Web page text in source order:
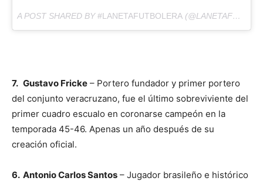
A POST SHARED BY#LANETAFUTBOLERA (@LANETAFUTBOLERA) ON
7. Gustavo Fricke – Portero fundador y primer portero
del conjunto veracruzano, fue el último sobreviviente del
primer cuadro escualo en coronarse campeón en la
temporada 45-46. Apenas un año después de su
creación oficial.
6. Antonio Carlos Santos – Jugador brasileño e histórico